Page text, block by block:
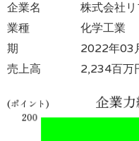
企業名
株式会社
業種
化学工業
期
2022年03
売上高
2,234百万